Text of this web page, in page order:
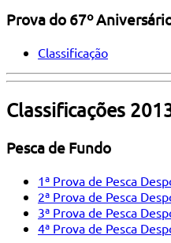
Prova do 67º
Classificação
Classificações
Pesca de Fundo
1ª Prova de Pesca
2ª Prova de Pesca
3ª Prova de Pesca
4ª Prova de Pesca